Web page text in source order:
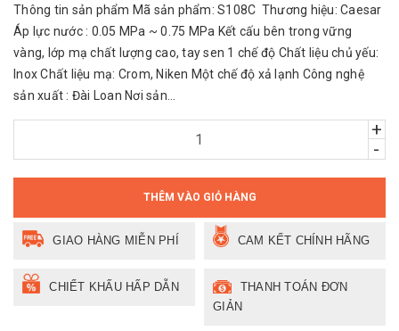
Thông tin sản phẩm Mã sản phẩm: S108C Thương hiệu: Caesar
Áp lực nước : 0.05 MPa ~ 0.75 MPa Kết cấu bên trong vững
vàng, lớp mạ chất lượng cao, tay sen 1 chế độ Chất liệu chủ yếu:
Inox Chất liệu mạ: Crom, Niken Một chế độ xả lạnh Công nghệ
sản xuất : Đài Loan Nơi sản...
+
-
THÊM VÀO GIỎ HÀNG
GIAO HÀNG MIỄN PHÍ CAM KẾT CHÍNH HÃNG
CHIẾT KHẤU HẤP DẪN
THANH TOÁN ĐƠN
GIẢN